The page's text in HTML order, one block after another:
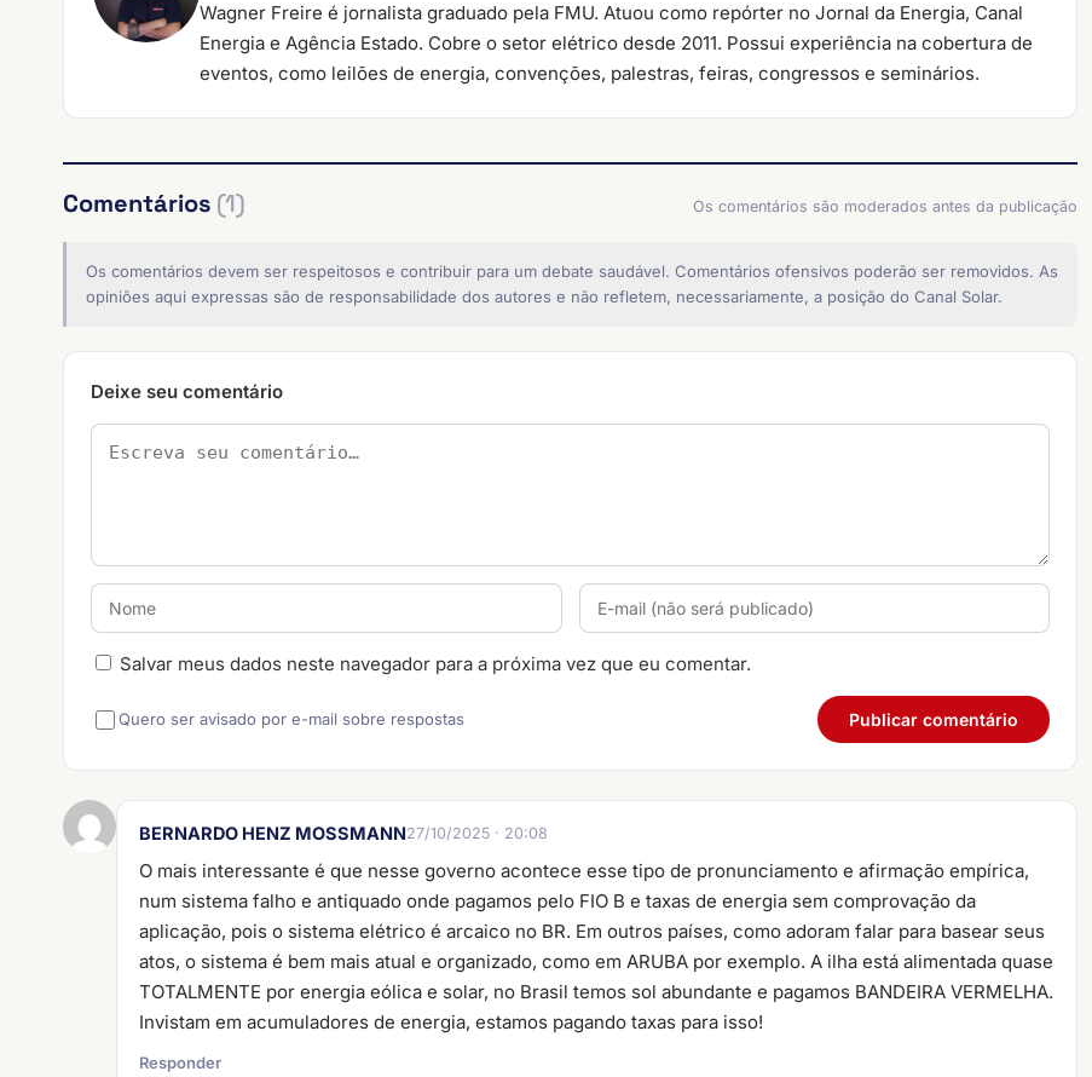
Wagner Freire é jornalista graduado pela FMU. Atuou como repórter no Jornal da Energia, Canal
Energia e Agência Estado. Cobre o setor elétrico desde 2011. Possui experiência na cobertura de
eventos, como leilões de energia, convenções, palestras, feiras, congressos e seminários.
Comentários (1) Os comentários são moderados antes da publicação
Os comentários devem ser respeitosos e contribuir para um debate saudável. Comentários ofensivos poderão ser removidos. As
opiniões aqui expressas são de responsabilidade dos autores e não refletem, necessariamente, a posição do Canal Solar.
Deixe seu comentário
Salvar meus dados neste navegador para a próxima vez que eu comentar.
Quero ser avisado por e-mail sobre respostas
BERNARDO HENZ MOSSMANN27/10/2025 · 20:08
O mais interessante é que nesse governo acontece esse tipo de pronunciamento e afirmação empírica,
num sistema falho e antiquado onde pagamos pelo FIO B e taxas de energia sem comprovação da
aplicação, pois o sistema elétrico é arcaico no BR. Em outros países, como adoram falar para basear seus
atos, o sistema é bem mais atual e organizado, como em ARUBA por exemplo. A ilha está alimentada quase
TOTALMENTE por energia eólica e solar, no Brasil temos sol abundante e pagamos BANDEIRA VERMELHA.
Invistam em acumuladores de energia, estamos pagando taxas para isso!
Responder